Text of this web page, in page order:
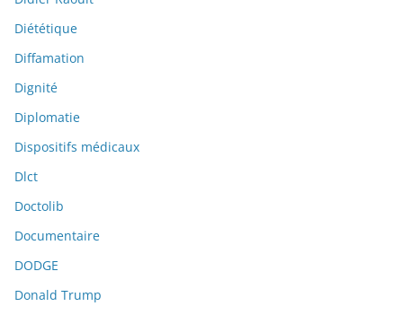
Diététique
Diffamation
Dignité
Diplomatie
Dispositifs médicaux
Dlct
Doctolib
Documentaire
DODGE
Donald Trump